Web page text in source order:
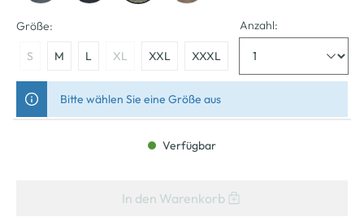
Größe:
S M L XL XXL XXXL
Anzahl:
Bitte wählen Sie eine Größe aus
Verfügbar
In den Warenkorb